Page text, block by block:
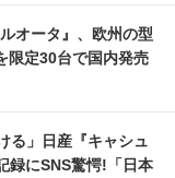
オータ』、欧州の型
限定30台で国内発売
る」日産『キャシュ
録にSNS驚愕!「日本